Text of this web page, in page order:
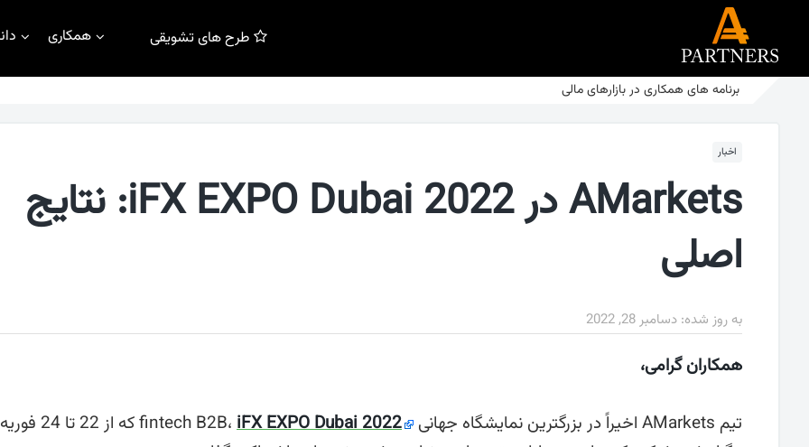
طرح های تشویقی همکاری
برنامه های همکاری در بازارهای مالی
اخبار
AMarkets در iFX EXPO Dubai 2022: نتایج
اصلی
به روز شده: دسامبر 28, 2022
همکاران گرامی،
تیم AMarkets اخیراً در بزرگترین نمایشگاه جهانی fintech B2B،
iFX EXPO Dubai 2022